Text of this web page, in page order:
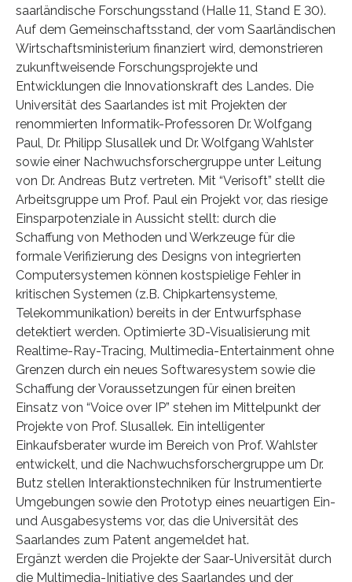
saarländische Forschungsstand (Halle 11, Stand E 30).
Auf dem Gemeinschaftsstand, der vom Saarländischen
Wirtschaftsministerium finanziert wird, demonstrieren
zukunftweisende Forschungsprojekte und
Entwicklungen die Innovationskraft des Landes. Die
Universität des Saarlandes ist mit Projekten der
renommierten Informatik-Professoren Dr. Wolfgang
Paul, Dr. Philipp Slusallek und Dr. Wolfgang Wahlster
sowie einer Nachwuchsforschergruppe unter Leitung
von Dr. Andreas Butz vertreten. Mit “Verisoft” stellt die
Arbeitsgruppe um Prof. Paul ein Projekt vor, das riesige
Einsparpotenziale in Aussicht stellt: durch die
Schaffung von Methoden und Werkzeuge für die
formale Verifizierung des Designs von integrierten
Computersystemen können kostspielige Fehler in
kritischen Systemen (z.B. Chipkartensysteme,
Telekommunikation) bereits in der Entwurfsphase
detektiert werden. Optimierte 3D-Visualisierung mit
Realtime-Ray-Tracing, Multimedia-Entertainment ohne
Grenzen durch ein neues Softwaresystem sowie die
Schaffung der Voraussetzungen für einen breiten
Einsatz von “Voice over IP” stehen im Mittelpunkt der
Projekte von Prof. Slusallek. Ein intelligenter
Einkaufsberater wurde im Bereich von Prof. Wahlster
entwickelt, und die Nachwuchsforschergruppe um Dr.
Butz stellen Interaktionstechniken für Instrumentierte
Umgebungen sowie den Prototyp eines neuartigen Ein-
und Ausgabesystems vor, das die Universität des
Saarlandes zum Patent angemeldet hat.
Ergänzt werden die Projekte der Saar-Universität durch
die Multimedia-Initiative des Saarlandes und der